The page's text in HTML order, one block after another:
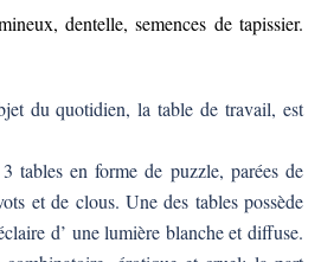
dentelle, semences de tapissier.
du quotidien, la table de travail, est
tables en forme de puzzle, parées de
et de clous. Une des tables possède
d’ une lumière blanche et diffuse.